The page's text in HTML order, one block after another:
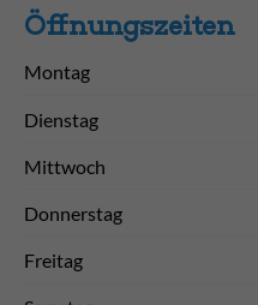
Öffnungs­zeiten
Montag
Dienstag
Mittwoch
Donnerstag
Freitag